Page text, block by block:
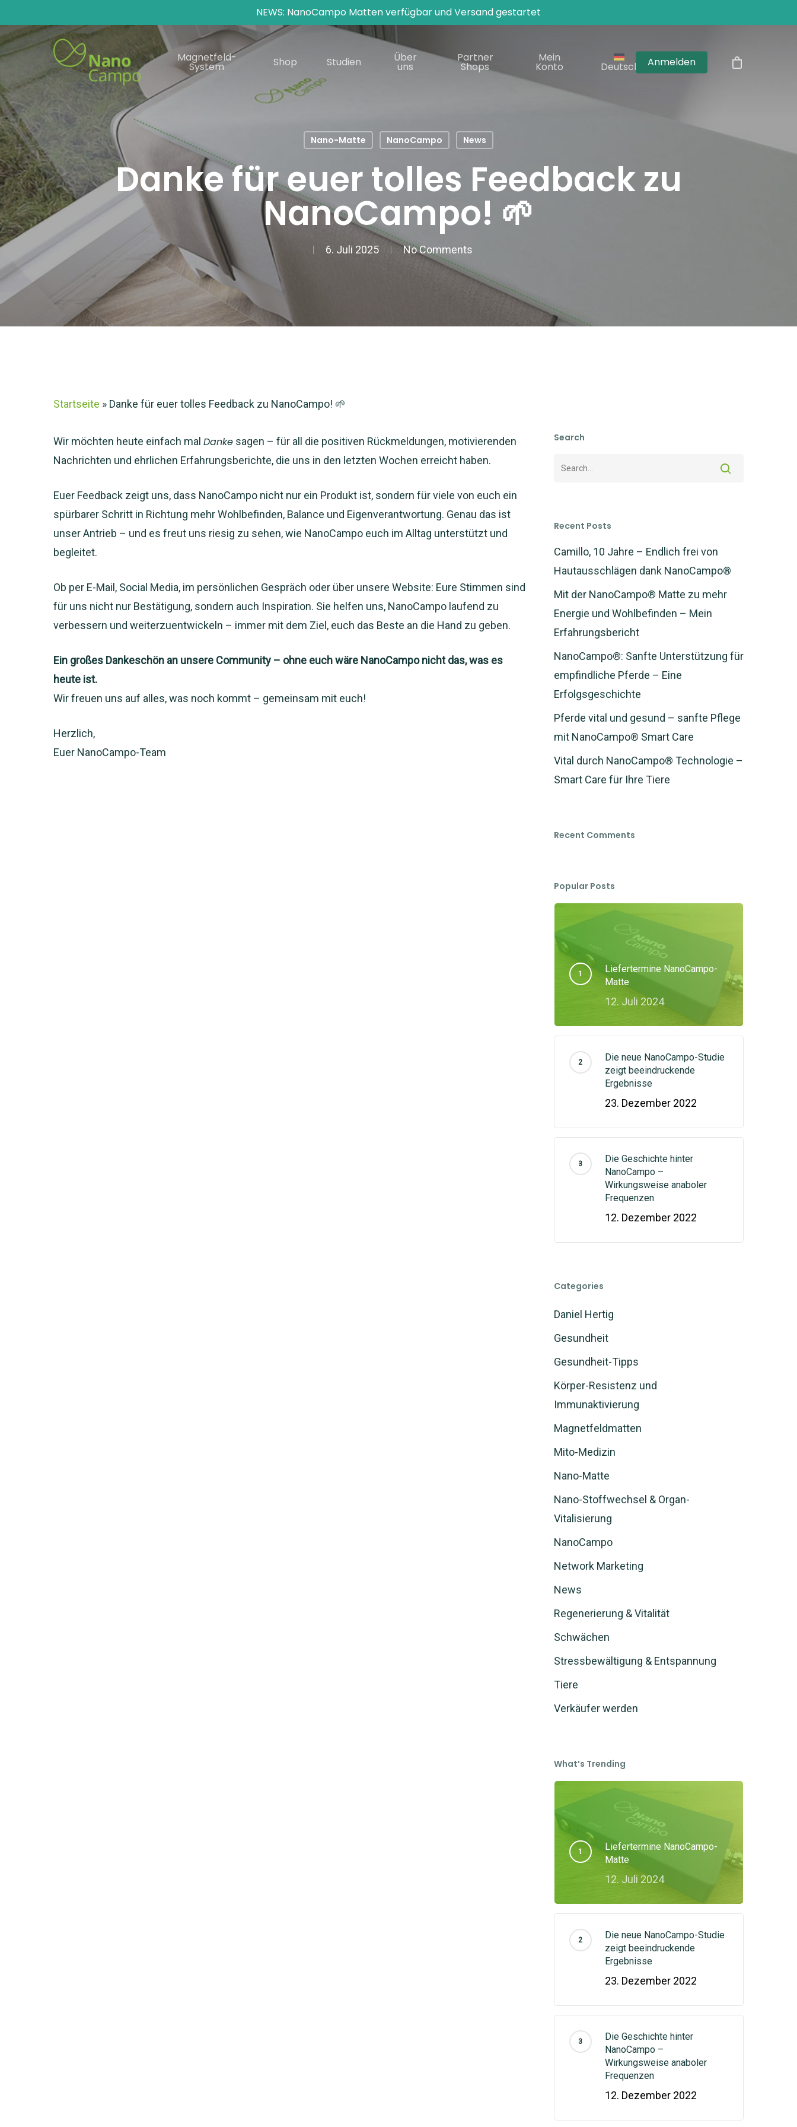
NEWS: NanoCampo Matten verfügbar und Versand gestartet
Magnetfeld-
System Shop Studien Über
uns
Partner
Shops
Mein
Konto Deutsch Anmelden
Nano-Matte NanoCampo News
Danke für euer tolles Feedback zu
NanoCampo! 🌱
6. Juli 2025 No Comments
Startseite » Danke für euer tolles Feedback zu NanoCampo! 🌱
Wir möchten heute einfach mal Danke sagen – für all die positiven Rückmeldungen, motivierenden
Nachrichten und ehrlichen Erfahrungsberichte, die uns in den letzten Wochen erreicht haben.
Euer Feedback zeigt uns, dass NanoCampo nicht nur ein Produkt ist, sondern für viele von euch ein
spürbarer Schritt in Richtung mehr Wohlbefinden, Balance und Eigenverantwortung. Genau das ist
unser Antrieb – und es freut uns riesig zu sehen, wie NanoCampo euch im Alltag unterstützt und
begleitet.
Ob per E-Mail, Social Media, im persönlichen Gespräch oder über unsere Website: Eure Stimmen sind
für uns nicht nur Bestätigung, sondern auch Inspiration. Sie helfen uns, NanoCampo laufend zu
verbessern und weiterzuentwickeln – immer mit dem Ziel, euch das Beste an die Hand zu geben.
Ein großes Dankeschön an unsere Community – ohne euch wäre NanoCampo nicht das, was es
heute ist.
Wir freuen uns auf alles, was noch kommt – gemeinsam mit euch!
Herzlich,
Euer NanoCampo-Team
Search
Recent Posts
Camillo, 10 Jahre – Endlich frei von
Hautausschlägen dank NanoCampo®
Mit der NanoCampo® Matte zu mehr
Energie und Wohlbefinden – Mein
Erfahrungsbericht
NanoCampo®: Sanfte Unterstützung für
empfindliche Pferde – Eine
Erfolgsgeschichte
Pferde vital und gesund – sanfte Pflege
mit NanoCampo® Smart Care
Vital durch NanoCampo® Technologie –
Smart Care für Ihre Tiere
Recent Comments
Popular Posts
Liefertermine NanoCampo-
Matte
12. Juli 2024
Die neue NanoCampo-Studie
zeigt beeindruckende
Ergebnisse
23. Dezember 2022
Die Geschichte hinter
NanoCampo –
Wirkungsweise anaboler
Frequenzen
12. Dezember 2022
Categories
Daniel Hertig
Gesundheit
Gesundheit-Tipps
Körper-Resistenz und
Immunaktivierung
Magnetfeldmatten
Mito-Medizin
Nano-Matte
Nano-Stoffwechsel & Organ-
Vitalisierung
NanoCampo
Network Marketing
News
Regenerierung & Vitalität
Schwächen
Stressbewältigung & Entspannung
Tiere
Verkäufer werden
What’s Trending
Liefertermine NanoCampo-
Matte
12. Juli 2024
Die neue NanoCampo-Studie
zeigt beeindruckende
Ergebnisse
23. Dezember 2022
Die Geschichte hinter
NanoCampo –
Wirkungsweise anaboler
Frequenzen
12. Dezember 2022